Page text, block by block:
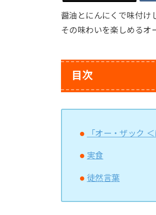
醤油とにんにくで味付け
その味わいを楽しめるオ
目次
「オー・ザック
実食
徒然言葉